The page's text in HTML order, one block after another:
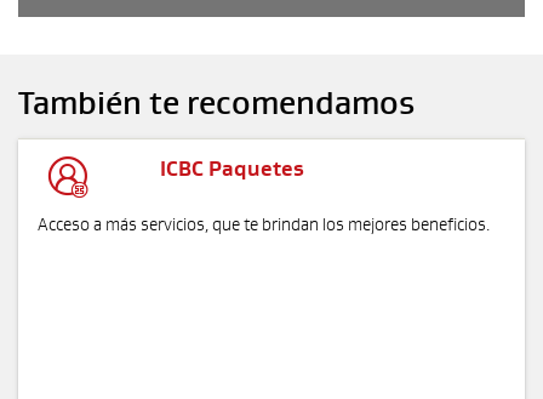
También te recomendamos
 ICBC Paquetes
Acceso a más servicios, que te brindan los mejores beneficios.